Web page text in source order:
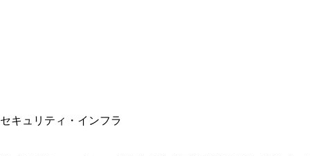
セキュリティ・インフラ